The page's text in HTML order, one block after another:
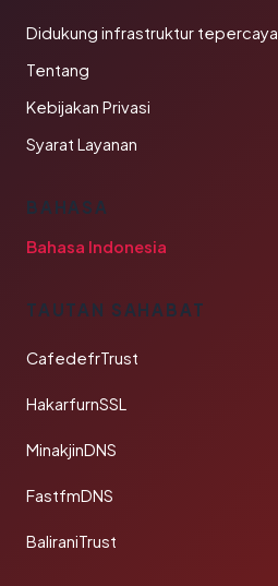
Didukung infrastruktur tepercaya
Tentang
Kebijakan Privasi
Syarat Layanan
BAHASA
Bahasa Indonesia
TAUTAN SAHABAT
CafedefrTrust
HakarfurnSSL
MinakjinDNS
FastfmDNS
BaliraniTrust